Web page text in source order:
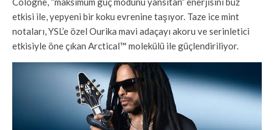
etkisi ile, yepyeni bir koku evrenine taşıyor. Taze ice mint
notaları, YSL’e özel Ourika mavi adaçayı akoru ve serinletici
etkisiyle öne çıkan Arctical™ molekülü ile güçlendiriliyor.